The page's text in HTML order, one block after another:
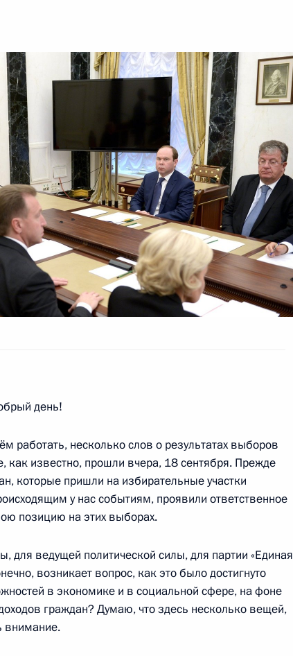
Эллой Памфиловой
Кремль
Сербской Боснии
Кремль
разведки
и Михаилом Фрадковым
5
день!
работать, несколько слов о результатах выборов
как известно, прошли вчера, 18 сентября. Прежде
которые пришли на избирательные участки
у нас событиям, проявили ответственное
позицию на этих выборах.
для ведущей политической силы, для партии «Единая
возникает вопрос, как это было достигнуто
в экономике и в социальной сфере, на фоне
граждан? Думаю, что здесь несколько вещей,
внимание.